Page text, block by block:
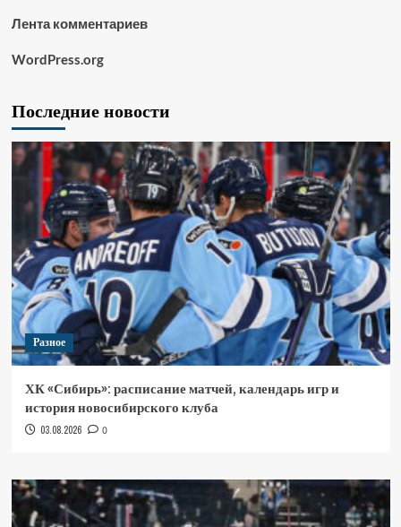
Лента комментариев
WordPress.org
Последние новости
Разное
ХК «Сибирь»: расписание матчей, календарь игр и
история новосибирского клуба
03.08.2026 0